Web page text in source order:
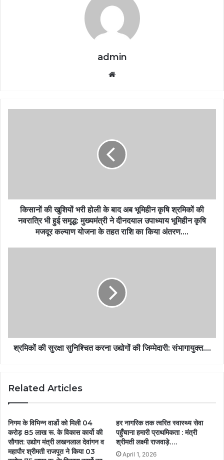
admin
किसानों की खुशियों भरी होली के बाद अब भूमिहीन कृषि श्रमिकों की
नवरात्रि भी हुई समृद्ध: मुख्यमंत्री ने दीनदयाल उपाध्याय भूमिहीन कृषि
मजदूर कल्याण योजना के तहत राशि का किया अंतरण….
श्रमिकों की सुरक्षा सुनिश्चित करना उद्योगों की जिम्मेदारी: संभागायुक्त….
Related Articles
निगम के विभिन्न वार्डो को मिली 04
करोड़ 85 लाख रू. के विकास कार्यो की
सौगात: उद्योग मंत्री लखनलाल देवांगन व
महापौर श्रीमती राजपूत ने किया 03
हर नागरिक तक त्वरित स्वास्थ्य सेवा
पहुँचाना हमारी प्राथमिकता : मंत्री
श्रीमती लक्ष्मी राजवाड़े….
April 1, 2026